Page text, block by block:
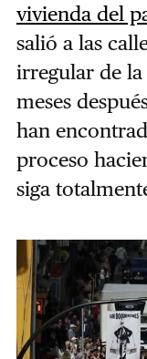
vivienda del
salió a las
irregular de la
meses
han
proceso
siga